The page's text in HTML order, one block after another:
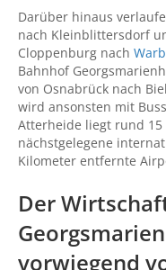
Darüber hinaus
nach Kleinblittersdorf
Cloppenburg nach
Bahnhof
von Osnabrück nach
wird ansonsten mit
Atterheide liegt rund
nächstgelegene
Kilometer entfernte
Der
vorwiegend